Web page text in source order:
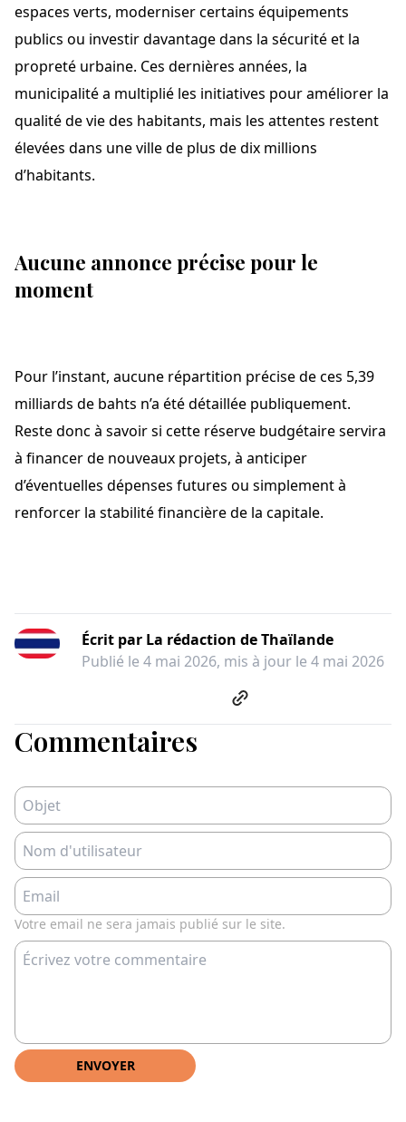
espaces verts, moderniser certains équipements
publics ou investir davantage dans la sécurité et la
propreté urbaine. Ces dernières années, la
municipalité a multiplié les initiatives pour améliorer la
qualité de vie des habitants, mais les attentes restent
élevées dans une ville de plus de dix millions
d’habitants.
Aucune annonce précise pour le
moment
Pour l’instant, aucune répartition précise de ces 5,39
milliards de bahts n’a été détaillée publiquement.
Reste donc à savoir si cette réserve budgétaire servira
à financer de nouveaux projets, à anticiper
d’éventuelles dépenses futures ou simplement à
renforcer la stabilité financière de la capitale.
Écrit par La rédaction de Thaïlande
Publié le4 mai 2026, mis à jour le4 mai 2026
Commentaires
Votre email ne sera jamais publié sur le site.